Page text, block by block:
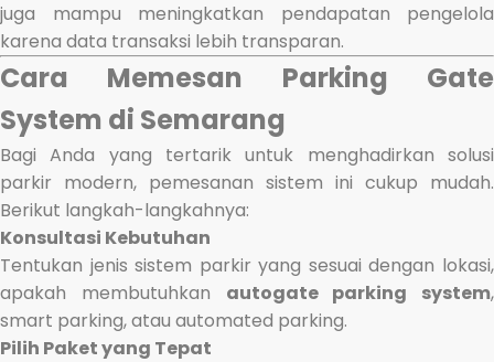
juga mampu meningkatkan pendapatan pengelola
karena data transaksi lebih transparan.
Cara Memesan Parking Gate
System di Semarang
Bagi Anda yang tertarik untuk menghadirkan solusi
parkir modern, pemesanan sistem ini cukup mudah.
Berikut langkah-langkahnya:
Konsultasi Kebutuhan
Tentukan jenis sistem parkir yang sesuai dengan lokasi,
apakah membutuhkan autogate parking system,
smart parking, atau automated parking.
Pilih Paket yang Tepat